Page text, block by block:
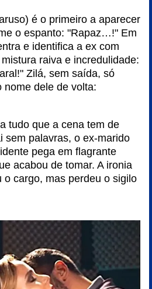
é o primeiro a aparecer
o espanto: "Rapaz…!" Em
e identifica a ex com
raiva e incredulidade:
Zilá, sem saída, só
nome dele de volta:
tudo que a cena tem de
sem palavras, o ex-marido
pega em flagrante
acabou de tomar. A ironia
cargo, mas perdeu o sigilo